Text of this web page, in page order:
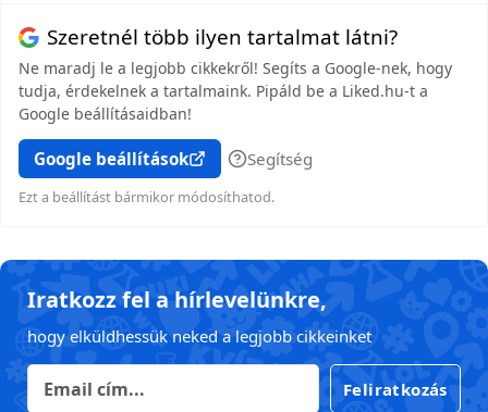
Szeretnél több ilyen tartalmat látni?
Ne maradj le a legjobb cikkekről! Segíts a Google-nek, hogy
tudja, érdekelnek a tartalmaink. Pipáld be a Liked.hu-t a
Google beállításaidban!
Google beállítások Segítség
Ezt a beállítást bármikor módosíthatod.
Iratkozz fel a hírlevelünkre,
hogy elküldhessük neked a legjobb cikkeinket
Feliratkozás